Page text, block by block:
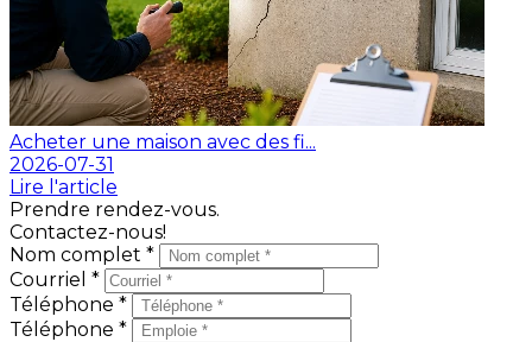
Acheter une maison avec des fi...
2026-07-31
Lire l'article
Prendre rendez-vous.
Contactez-nous!
Nom complet *
Courriel *
Téléphone *
Téléphone *